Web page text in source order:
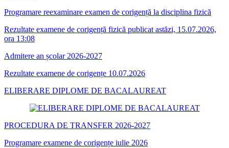
Programare reexaminare examen de corigență la disciplina fizică
Rezultate examene de corigență fizică publicat astăzi, 15.07.2026,
ora 13:08
Admitere an școlar 2026-2027
Rezultate examene de corigențe 10.07.2026
ELIBERARE DIPLOME DE BACALAUREAT
PROCEDURA DE TRANSFER 2026-2027
Programare examene de corigențe iulie 2026